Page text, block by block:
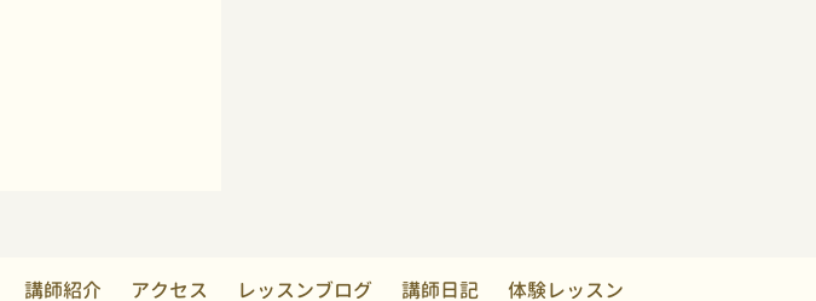
講師紹介 アクセス レッスンブログ 講師日記 体験レッスン